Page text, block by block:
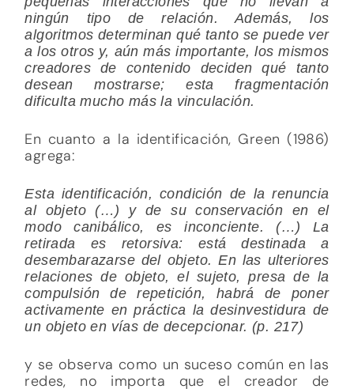
ningún tipo de relación. Además, los
algoritmos determinan qué tanto se puede ver
a los otros y, aún más importante, los mismos
creadores de contenido deciden qué tanto
desean mostrarse; esta fragmentación
dificulta mucho más la vinculación.
En cuanto a la identificación, Green (1986)
agrega:
Esta identificación, condición de la renuncia
al objeto (…) y de su conservación en el
modo canibálico, es inconciente. (…) La
retirada es retorsiva: está destinada a
desembarazarse del objeto. En las ulteriores
relaciones de objeto, el sujeto, presa de la
compulsión de repetición, habrá de poner
activamente en práctica la desinvestidura de
un objeto en vías de decepcionar. (p. 217)
y se observa como un suceso común en las
redes, no importa que el creador de